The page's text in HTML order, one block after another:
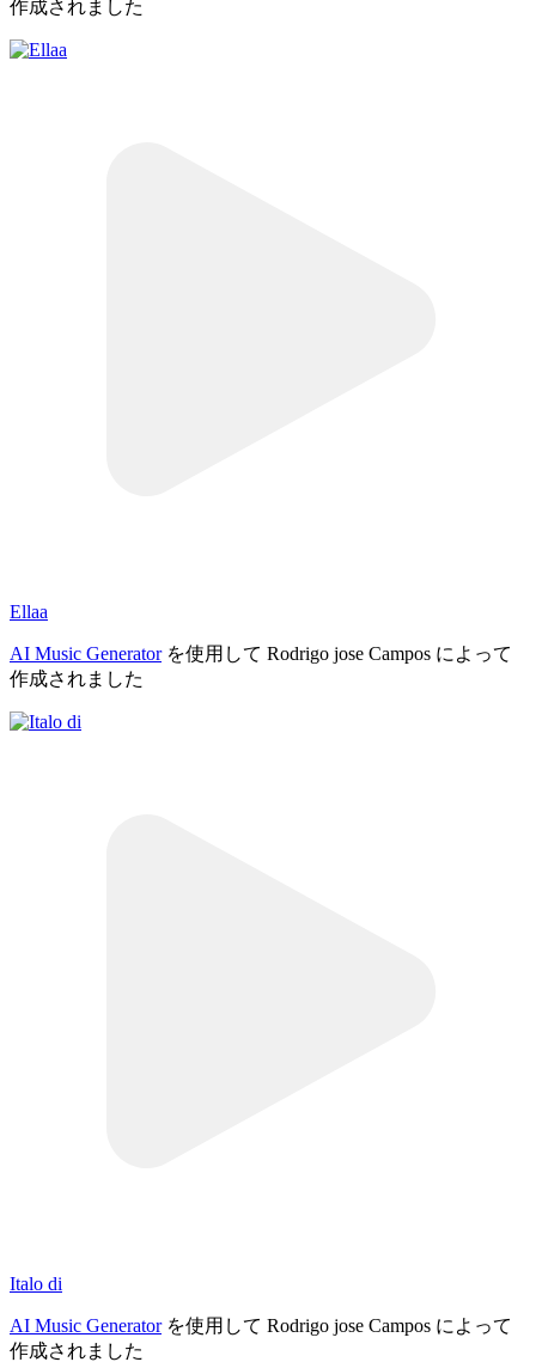
作成されました
Ellaa
AI Music Generatorを使用して Rodrigo jose Campos によって
作成されました
Italo di
AI Music Generatorを使用して Rodrigo jose Campos によって
作成されました